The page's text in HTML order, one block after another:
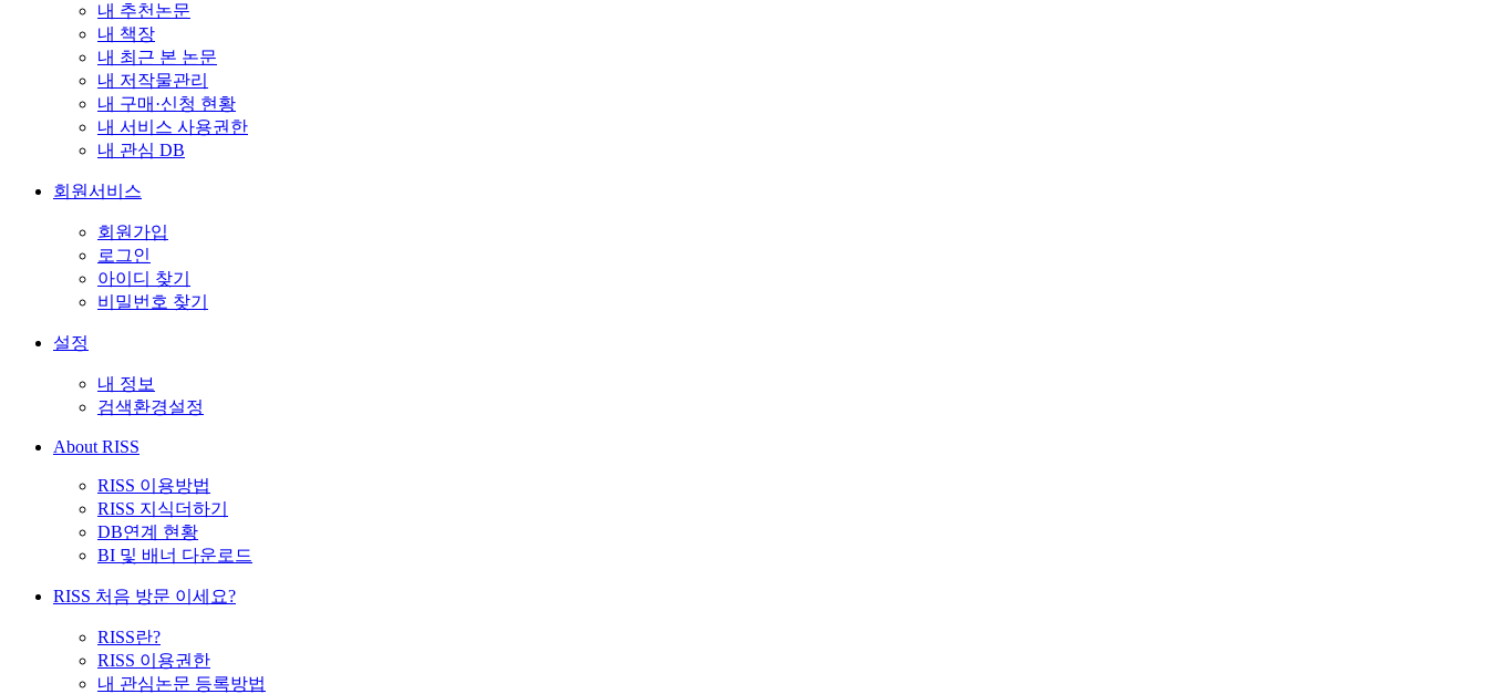
내 추천논문
내 책장
내 최근 본 논문
내 저작물관리
내 구매·신청 현황
내 서비스 사용권한
내 관심 DB
회원서비스
회원가입
로그인
아이디 찾기
비밀번호 찾기
설정
내 정보
검색환경설정
About RISS
RISS 이용방법
RISS 지식더하기
DB연계 현황
BI 및 배너 다운로드
RISS 처음 방문 이세요?
RISS란?
RISS 이용권한
내 관심논문 등록방법